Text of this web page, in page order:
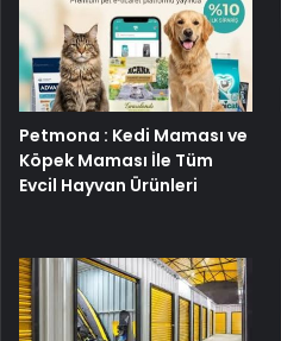
Petmona : Kedi Maması ve
Köpek Maması İle Tüm
Evcil Hayvan Ürünleri